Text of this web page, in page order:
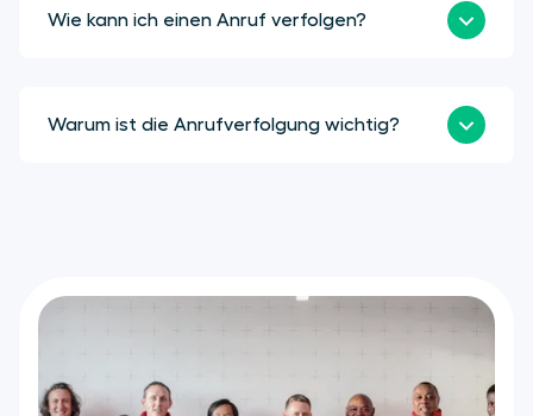
Wie kann ich einen Anruf verfolgen?
Warum ist die Anrufverfolgung wichtig?